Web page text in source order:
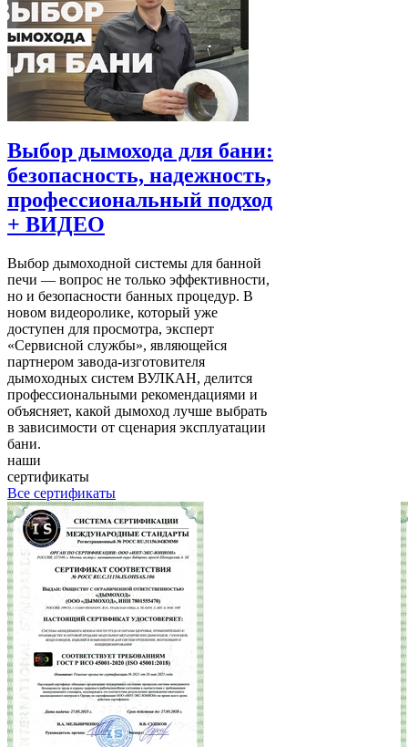
Выбор дымохода для бани:
безопасность, надежность,
профессиональный подход
+ ВИДЕО
Выбор дымоходной системы для банной
печи — вопрос не только эффективности,
но и безопасности банных процедур. В
новом видеоролике, который уже
доступен для просмотра, эксперт
«Сервисной службы», являющейся
партнером завода-изготовителя
дымоходных систем ВУЛКАН, делится
профессиональными рекомендациями и
объясняет, какой дымоход лучше выбрать
в зависимости от сценария эксплуатации
бани.
наши
сертификаты
Все сертификаты